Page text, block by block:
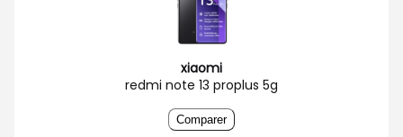
xiaomi
redmi note 13 proplus 5g
Comparer